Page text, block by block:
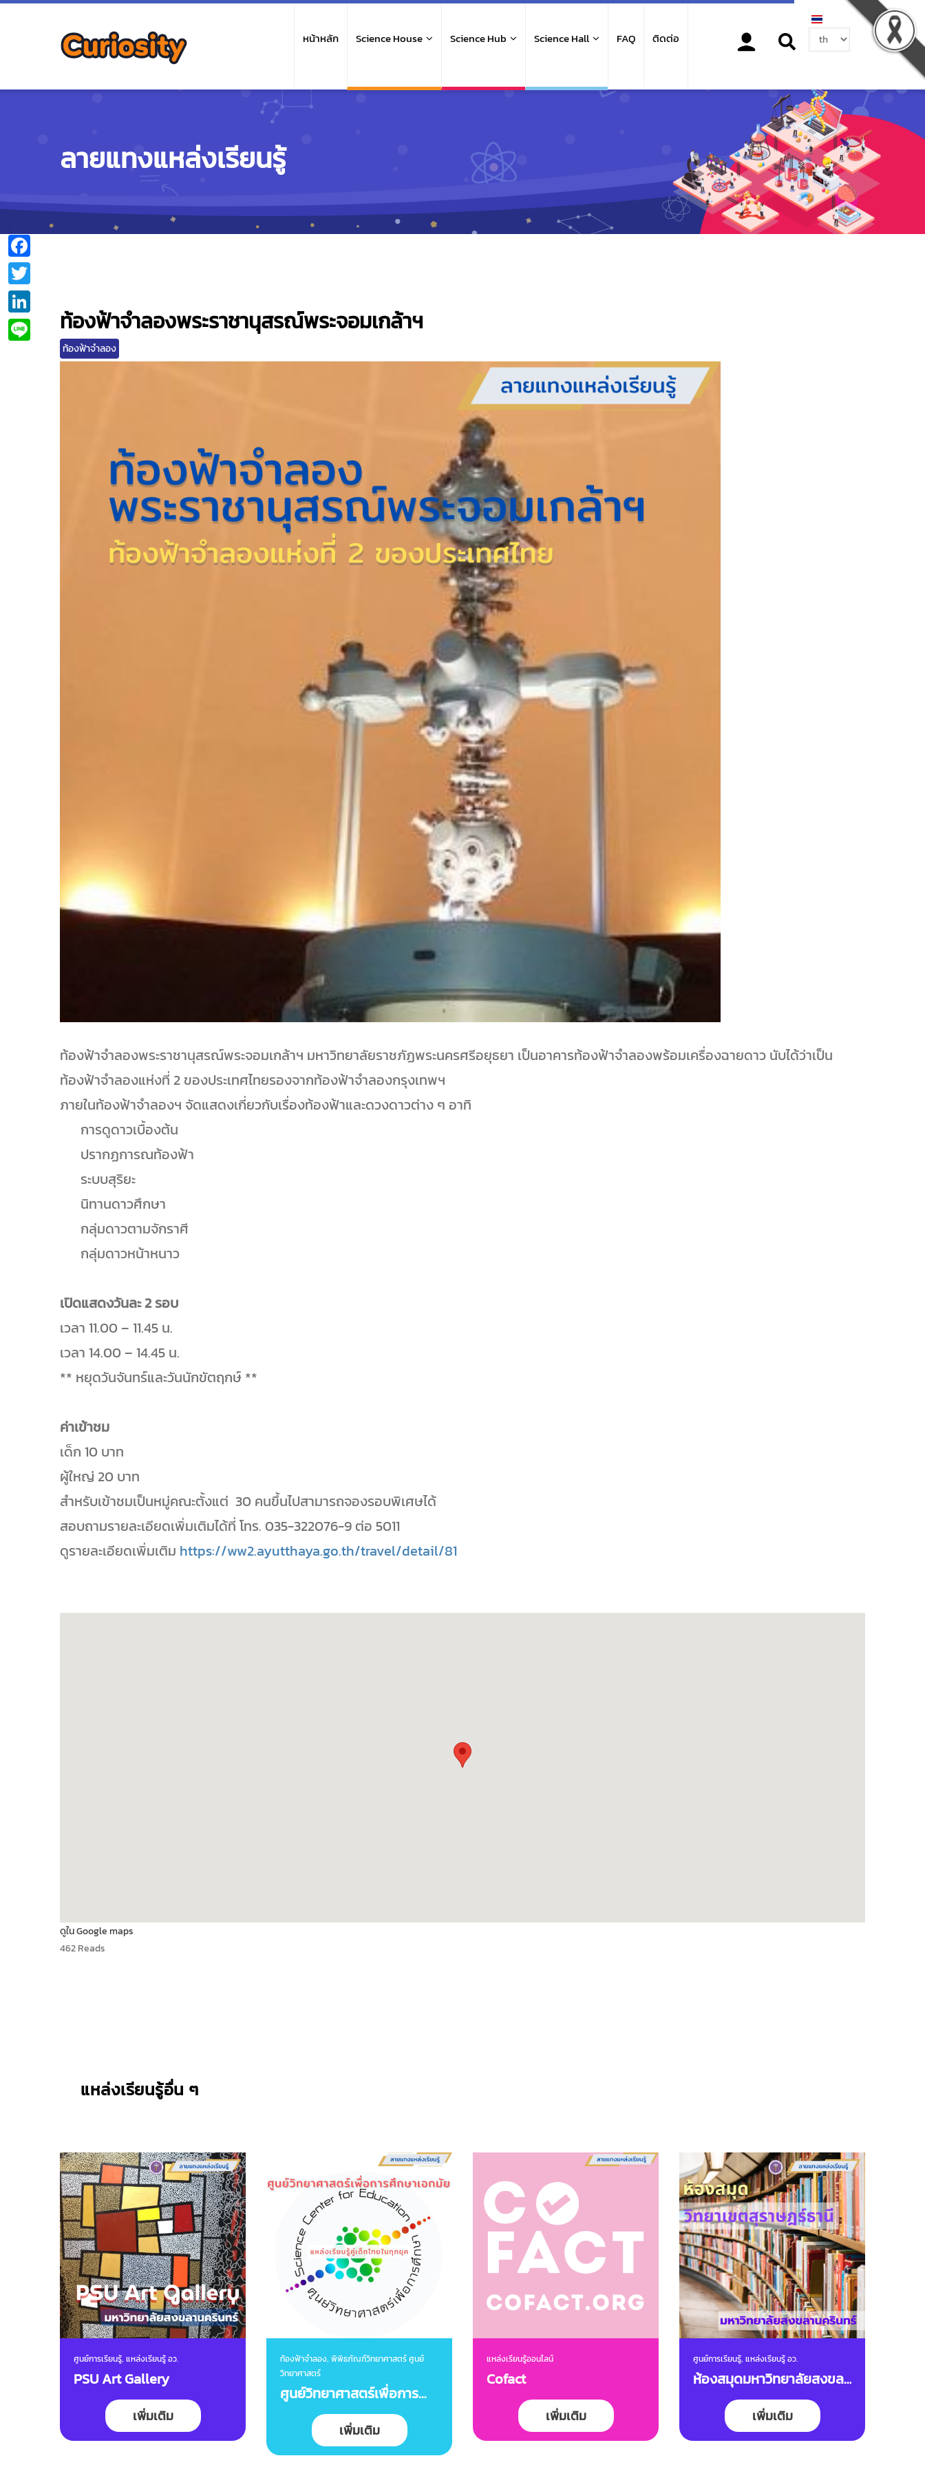
Main
navigation
หน้าหลัก Science House Science Hub Science Hall FAQ ติดต่อ
Select
your
ลายแทงแหล่งเรียนรู้
ท้องฟ้าจำลองพระราชานุสรณ์พระจอมเกล้าฯ
ท้องฟ้าจำลอง
ท้องฟ้าจำลองพระราชานุสรณ์พระจอมเกล้าฯ มหาวิทยาลัยราชภัฏพระนครศรีอยุธยา เป็นอาคารท้องฟ้าจำลองพร้อมเครื่องฉายดาว นับได้ว่าเป็น
ท้องฟ้าจำลองแห่งที่ 2 ของประเทศไทยรองจากท้องฟ้าจำลองกรุงเทพฯ
ภายในท้องฟ้าจำลองฯ จัดแสดงเกี่ยวกับเรื่องท้องฟ้าและดวงดาวต่าง ๆ อาทิ
การดูดาวเบื้องต้น
ปรากฏการณท้องฟ้า
ระบบสุริยะ
นิทานดาวศึกษา
กลุ่มดาวตามจักราศี
กลุ่มดาวหน้าหนาว
เปิดแสดงวันละ 2 รอบ
เวลา 11.00 – 11.45 น.
เวลา 14.00 – 14.45 น.
** หยุดวันจันทร์และวันนักขัตฤกษ์ **
ค่าเข้าชม
เด็ก 10 บาท
ผู้ใหญ่ 20 บาท
สำหรับเข้าชมเป็นหมู่คณะตั้งแต่ 30 คนขึ้นไปสามารถจองรอบพิเศษได้
สอบถามรายละเอียดเพิ่มเติมได้ที่ โทร. 035-322076-9 ต่อ 5011
ดูรายละเอียดเพิ่มเติม https://ww2.ayutthaya.go.th/travel/detail/81
ดูใน Google maps
462 Reads
แหล่งเรียนรู้อื่น ๆ
ศูนย์การเรียนรู้, แหล่งเรียนรู้ อว.
PSU Art Gallery
เพิ่มเติม
ท้องฟ้าจำลอง, พิพิธภัณฑ์วิทยาศาสตร์ ศูนย์
วิทยาศาสตร์
ศูนย์วิทยาศาสตร์เพื่อการ
ศึกษา (ท้องฟ้าจำลอง
กรุงเทพฯ)
เพิ่มเติม
แหล่งเรียนรู้ออนไลน์
Cofact
เพิ่มเติม
ศูนย์การเรียนรู้, แหล่งเรียนรู้ อว.
ห้องสมุดมหาวิทยาลัยสงขลา
นครินทร์ วิทยาเขต
สุราษฎร์ธานี
เพิ่มเติม